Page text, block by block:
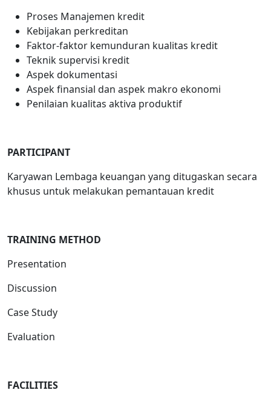
Proses Manajemen kredit
Kebijakan perkreditan
Faktor-faktor kemunduran kualitas kredit
Teknik supervisi kredit
Aspek dokumentasi
Aspek finansial dan aspek makro ekonomi
Penilaian kualitas aktiva produktif
PARTICIPANT
Karyawan Lembaga keuangan yang ditugaskan secara
khusus untuk melakukan pemantauan kredit
TRAINING METHOD
Presentation
Discussion
Case Study
Evaluation
FACILITIES